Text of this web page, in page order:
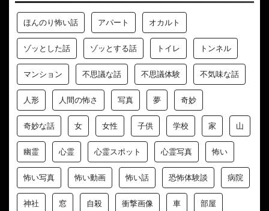
ほんのり怖い話 アパート オカルト
ゾッとした話 ゾッとする話 トイレ トンネル
マンション 不思議な話 不思議体験 不気味な話
人形 人間の怖さ 写真 夢 奇妙
奇妙な話 女 女性 子供 学校 家 山
幽霊 心霊 心霊スポット 心霊写真 怖い
怖い写真 怖い動画 怖い話 恐怖体験談 病院
神社 窓 自殺 衝撃画像 車 部屋